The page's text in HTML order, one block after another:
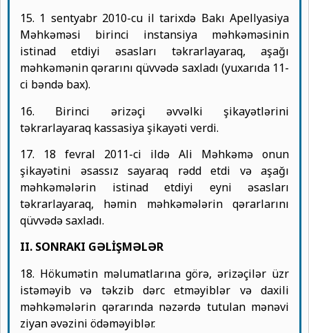
15. 1 sentyabr 2010-cu il tarixdə Bakı Apellyasiya
Məhkəməsi birinci instansiya məhkəməsinin
istinad etdiyi əsasları təkrarlayaraq, aşağı
məhkəmənin qərarını qüvvədə saxladı (yuxarıda 11-
ci bəndə bax).
16. Birinci ərizəçi əvvəlki şikayətlərini
təkrarlayaraq kassasiya şikayəti verdi.
17. 18 fevral 2011-ci ildə Ali Məhkəmə onun
şikayətini əsassız sayaraq rədd etdi və aşağı
məhkəmələrin istinad etdiyi eyni əsasları
təkrarlayaraq, həmin məhkəmələrin qərarlarını
qüvvədə saxladı.
II. SONRAKI GƏLİŞMƏLƏR
18. Hökumətin məlumatlarına görə, ərizəçilər üzr
istəməyib və təkzib dərc etməyiblər və daxili
məhkəmələrin qərarında nəzərdə tutulan mənəvi
ziyan əvəzini ödəməyiblər.